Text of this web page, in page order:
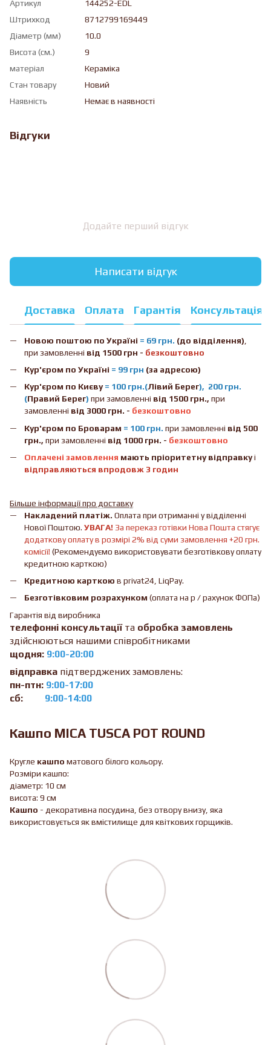
Артикул
144252-EDL
Штрихкод
8712799169449
Діаметр (мм)
10.0
Висота (см.)
9
матеріал
Кераміка
Стан товару
Новий
Наявність
Немає в наявності
Відгуки
Додайте перший відгук
Написати відгук
Доставка Оплата Гарантія Консультація
Новою поштою по Україні = 69 грн. (до відділення)
при замовленні від 1500 грн - безкоштовно
Кур'єром по Україні = 99 грн (за адресою)
Кур'єром по Києву= 100 грн.(Лівий Берег), 200 грн.
(Правий Берег) при замовленні від 1500 грн., при
замовленні від 3000 грн. - безкоштовно
Кур'єром по Броварам = 100 грн. при замовленні від 500
грн., при замовленні від 1000 грн. - безкоштовно
Оплачені замовлення мають пріоритетну відправкуі
відправляються впродовж 3 годин
Більше інформації про доставку
Накладений платіж. Оплата при отриманні у відділенні
Нової Поштою. УВАГА! За переказ готівки Нова Пошта стягує
додаткову оплату в розмірі 2% від суми замовлення +20 грн.
комісії! (Рекомендуємо використовувати безготівкову оплату
кредитною карткою)
Кредитною карткою в privat24, LiqPay.
Безготівковим розрахунком (оплата на р / рахунок ФОПа)
Гарантія від виробника
телефонні консультації та обробка замовлень
здійснюються нашими співробітниками
щодня: 9:00-20:00
відправка підтверджених замовлень:
пн-птн: 9:00-17:00
сб:
9:00-14:00
Кашпо MICA TUSCA POT ROUND
Кругле кашпо матового білого кольору.
Розміри кашпо:
діаметр: 10 см
висота: 9 см
Кашпо - декоративна посудина, без отвору внизу, яка
використовується як вмістилище для квіткових горщиків.